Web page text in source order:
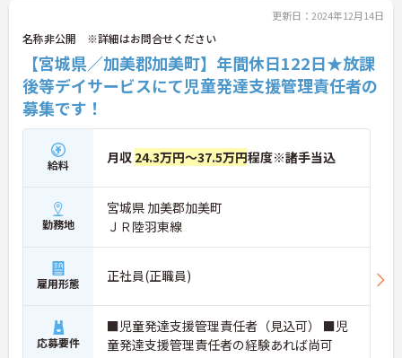
更新日：2024年12月14日
名称非公開 ※詳細はお問合せください
【宮城県／加美郡加美町】年間休日122日★放課
後等デイサービスにて児童発達支援管理責任者の
募集です！
給料 月収 24.3万円～37.5万円程度※諸手当込
勤務地
宮城県 加美郡加美町
ＪＲ陸羽東線
雇用形態 正社員(正職員)
応募要件
■児童発達支援管理責任者（見込可） ■児
童発達支援管理責任者の経験あれば尚可